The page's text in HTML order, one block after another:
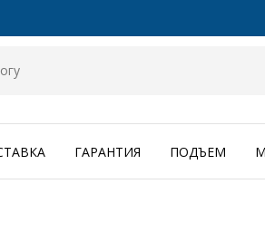
ГАРАНТИЯ ПОДЪЕМ